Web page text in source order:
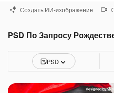
Создать ИИ-изображение
PSD По Запросу
PSD